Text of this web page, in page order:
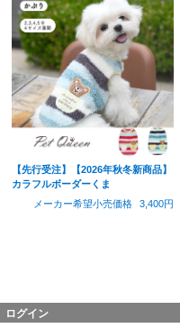
【先行受注】【2026年秋冬新商品】
カラフルボーダーくま
メーカー希望小売価格
3,400円
ログイン